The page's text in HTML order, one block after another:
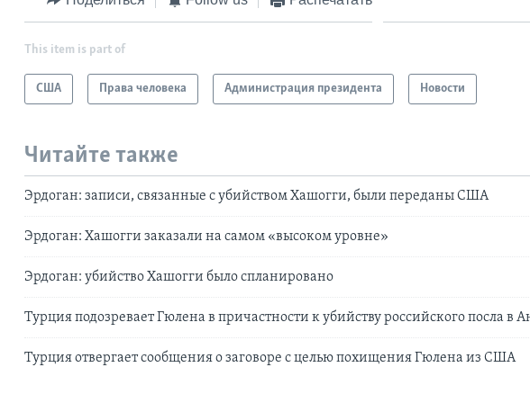
This item is part of
США Права человека Администрация президента Новости
Читайте также
Эрдоган: записи, связанные с убийством Хашогги, были переданы США
Эрдоган: Хашогги заказали на самом «высоком уровне»
Эрдоган: убийство Хашогги было спланировано
Турция подозревает Гюлена в причастности к убийству российского посла в
Турция отвергает сообщения о заговоре с целью похищения Гюлена из США